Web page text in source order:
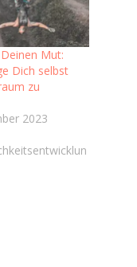
Mut:
Dich selbst
zu
2023